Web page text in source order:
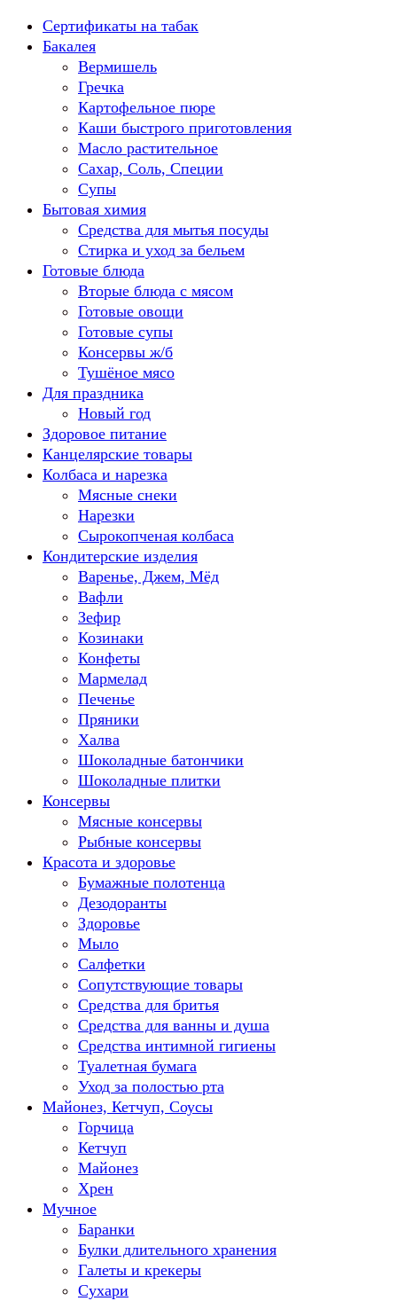
Перейти
содержанию
Сертификаты на табак
Бакалея
Вермишель
Гречка
Картофельное пюре
Каши быстрого приготовления
Масло растительное
Сахар, Соль, Специи
Супы
Бытовая химия
Средства для мытья посуды
Стирка и уход за бельем
Готовые блюда
Вторые блюда с мясом
Готовые овощи
Готовые супы
Консервы ж/б
Тушёное мясо
Для праздника
Новый год
Здоровое питание
Канцелярские товары
Колбаса и нарезка
Мясные снеки
Нарезки
Сырокопченая колбаса
Кондитерские изделия
Варенье, Джем, Мёд
Вафли
Зефир
Козинаки
Конфеты
Мармелад
Печенье
Пряники
Халва
Шоколадные батончики
Шоколадные плитки
Консервы
Мясные консервы
Рыбные консервы
Красота и здоровье
Бумажные полотенца
Дезодоранты
Здоровье
Мыло
Салфетки
Сопутствующие товары
Средства для бритья
Средства для ванны и душа
Средства интимной гигиены
Туалетная бумага
Уход за полостью рта
Майонез, Кетчуп, Соусы
Горчица
Кетчуп
Майонез
Хрен
Мучное
Баранки
Булки длительного хранения
Галеты и крекеры
Сухари